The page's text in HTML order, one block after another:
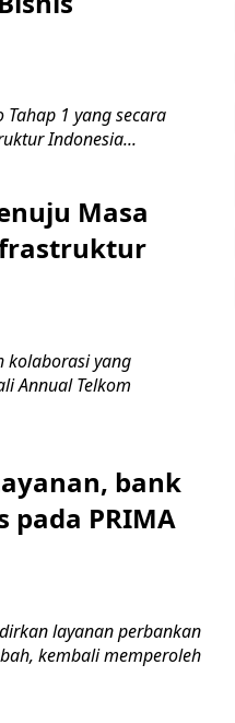
Tahap 1 yang secara
Indonesia...
Masa
kolaborasi yang
Annual Telkom
bank
pada PRIMA
layanan perbankan
kembali memperoleh